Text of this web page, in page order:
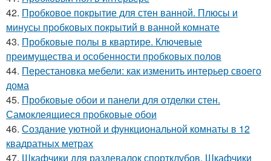
42. Пробковое покрытие для стен ванной. Плюсы и
минусы пробковых покрытий в ванной комнате
43. Пробковые полы в квартире. Ключевые
преимущества и особенности пробковых полов
44. Перестановка мебели: как изменить интерьер своего
дома
45. Пробковые обои и панели для отделки стен.
Самоклеящиеся пробковые обои
46. Создание уютной и функциональной комнаты в 12
квадратных метрах
47. Шкафчики для раздевалок спортклубов. Шкафчики